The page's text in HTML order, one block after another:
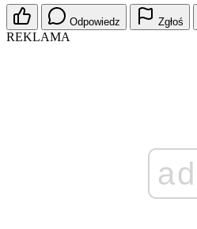
Odpowiedz Zgłoś
REKLAMA
ad